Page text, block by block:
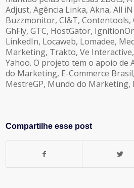
Adjust, Agência Linka, Akna, All
Buzzmonitor, CI&T, Contentools,
GhFly, GTC, HostGator,
LinkedIn, Locaweb, Lomadee,
Marketing, Trakto, Ve
Yahoo. O projeto tem o apoio de
do Marketing, E-Commerce
MestreGP, Mundo do Marketing,
Compartilhe esse post